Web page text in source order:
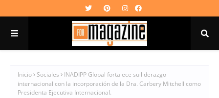
Inicio Sociales
INADIPP Global fortalece su liderazgo
internacional con la incorporación de la Dra. Carbery Mitchell como
Presidenta Ejecutiva Internacional.